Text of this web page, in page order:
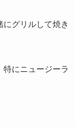
グリルして焼き
にニュージーラ